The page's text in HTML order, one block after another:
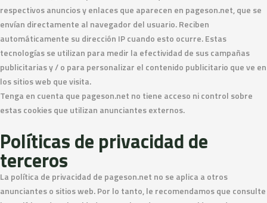
respectivos anuncios y enlaces que aparecen en pageson.net, que se
envían directamente al navegador del usuario. Reciben
automáticamente su dirección IP cuando esto ocurre. Estas
tecnologías se utilizan para medir la efectividad de sus campañas
publicitarias y / o para personalizar el contenido publicitario que ve en
los sitios web que visita.
Tenga en cuenta que pageson.net no tiene acceso ni control sobre
estas cookies que utilizan anunciantes externos.
Políticas de privacidad de
terceros
La política de privacidad de pageson.net no se aplica a otros
anunciantes o sitios web. Por lo tanto, le recomendamos que consulte